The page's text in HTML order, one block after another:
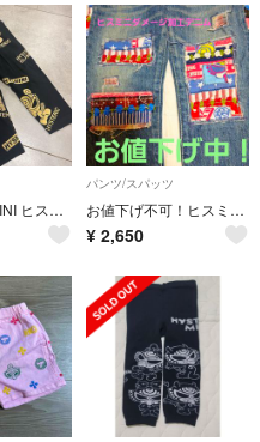
HYSTERIC MINI ヒスミニ
パンツ/スパッツ
お値下げ不可！ヒスミニダメージ加工デニムパッチワーク リトルアンデルセン
¥ 2,650